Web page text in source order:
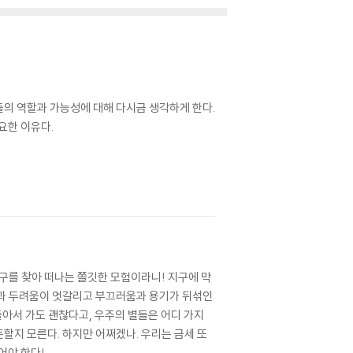
역할과 가능성에 대해 다시금 생각하게 한다.
한 이유다.
를 찾아 떠나는 쫄깃한 모험이라니! 지구에 막
두려움이 엇갈리고 부끄러움과 용기가 뒤섞인
서 가도 괜찮다고, 우주의 별들은 어디 가지
지 모른다. 하지만 어쩌겠나. 우리는 금세 또